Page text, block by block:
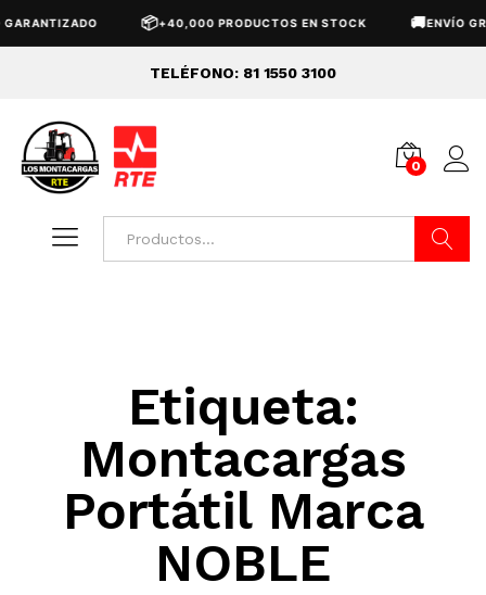
📦+40,000 PRODUCTOS EN STOCK 🚚 ENVÍO
TELÉFONO: 81 1550 3100
0
Etiqueta:
Montacargas
Portátil Marca
NOBLE